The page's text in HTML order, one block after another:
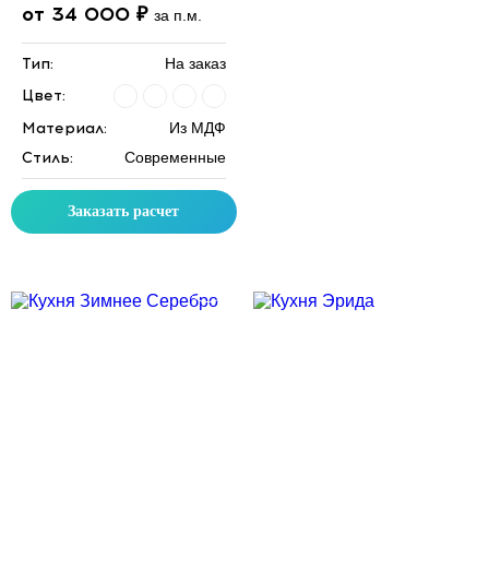
от 34 000 ₽ за п.м.
Тип: На заказ
Цвет:
Материал:
Из МДФ
Стиль: Современные
Заказать расчет